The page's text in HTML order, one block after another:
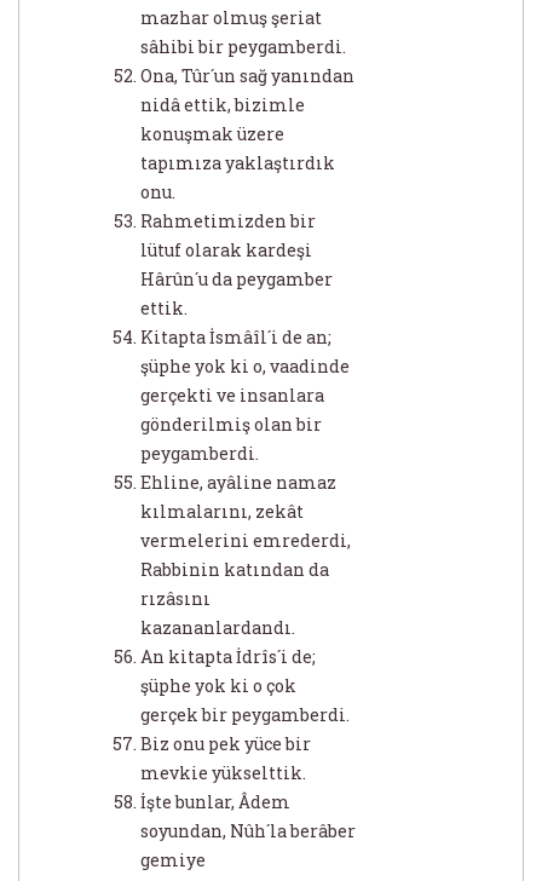
mazhar olmuş şeriat
sâhibi bir peygamberdi.
Ona, Tûr´un sağ yanından
nidâ ettik, bizimle
konuşmak üzere
tapımıza yaklaştırdık
onu.
Rahmetimizden bir
lütuf olarak kardeşi
Hârûn´u da peygamber
ettik.
Kitapta İsmâîl´i de an;
şüphe yok ki o, vaadinde
gerçekti ve insanlara
gönderilmiş olan bir
peygamberdi.
Ehline, ayâline namaz
kılmalarını, zekât
vermelerini emrederdi,
Rabbinin katından da
rızâsını
kazananlardandı.
An kitapta İdrîs´i de;
şüphe yok ki o çok
gerçek bir peygamberdi.
Biz onu pek yüce bir
mevkie yükselttik.
İşte bunlar, Âdem
soyundan, Nûh´la berâber
gemiye